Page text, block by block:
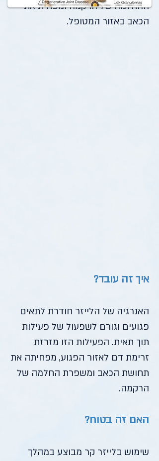
ההחלמה של הרקמה ומפחית את
הכאב באזור המטופל.
איך זה עובד?
האנרגיה של הלייזר חודרת לתאים
פגועים וגורם לשפעול של פעילות
תוך תאית. הפעילות הזו מזרזת
זרימת דם לאזור הפגוע, מפחיתה את
תחושת הכאב ומשפרת החלמה של
הרקמה.
האם זה בטוח?
שימוש בלייזר קר מבוצע במהלך